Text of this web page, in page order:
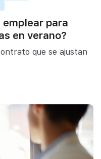
para
en verano?
que se ajustan